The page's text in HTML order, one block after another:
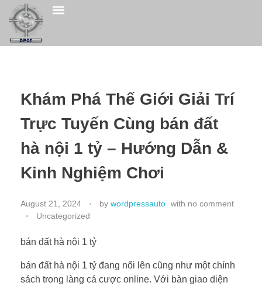
Khám Phá Thế Giới Giải Trí
Trực Tuyến Cùng bán đất
hà nội 1 tỷ – Hướng Dẫn &
Kinh Nghiệm Chơi
August 21, 2024 by wordpressauto with no comment
Uncategorized
bán đất hà nội 1 tỷ
bán đất hà nội 1 tỷ đang nổi lên cũng như một chính
sách trong làng cá cược online. Với bàn giao diện